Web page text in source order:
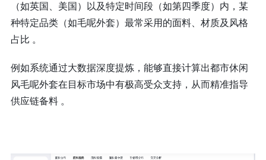
（如英国、美国）以及特定时间段（如第四季度）内，某
种特定品类（如毛呢外套）最常采用的面料、材质及风格
占比 。
例如系统通过大数据深度提炼，能够直接计算出都市休闲
风毛呢外套在目标市场中有极高受众支持，从而精准指导
供应链备料 。